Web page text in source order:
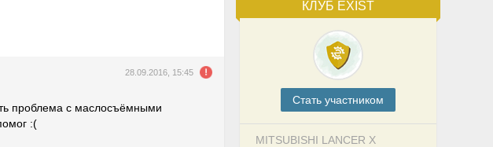
КЛУБ EXIST
Cтать участником
MITSUBISHI LANCER X
28.09.2016, 15:45
проблема с маслосъёмными
:(